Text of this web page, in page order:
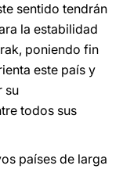
sentido tendrán
la estabilidad
poniendo fin
este país y
su
todos sus
países de larga